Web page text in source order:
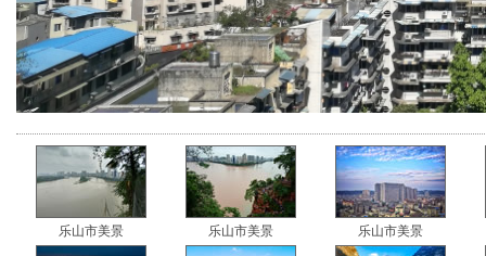
乐山市美景 乐山市美景 乐山市美景